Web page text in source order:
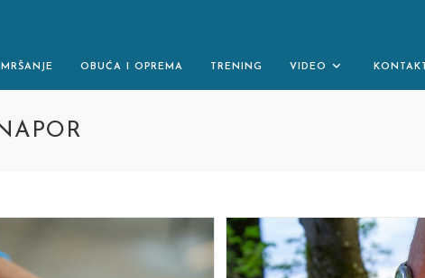
OBUĆA I OPREMA TRENING VIDEO KONTAKT